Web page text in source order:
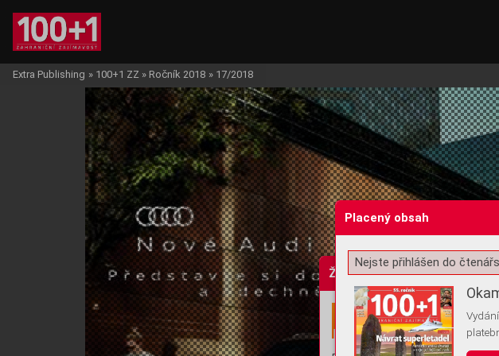
Žádost o souhlas s
Extra Publishing » 100+1 ZZ » Ročník 2018 » 17/2018
Placený obsah
Nejste přihlášen do